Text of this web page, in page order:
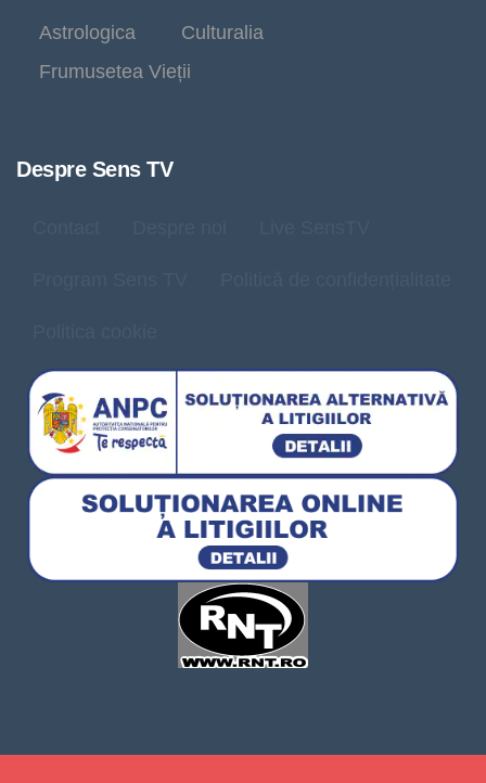
Astrologica
Culturalia
Frumusetea Vieții
Despre Sens TV